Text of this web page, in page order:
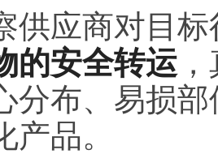
供应商对目
的安全转运
分布、易损
品。